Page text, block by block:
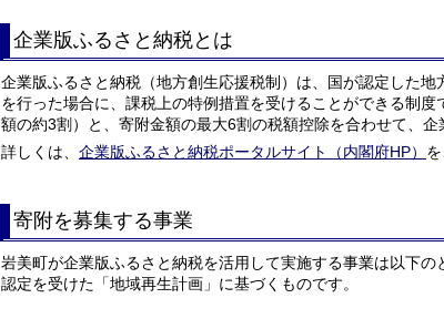
企業版ふるさと納税とは
企業版ふるさと納税（地方創生応援税制）は、国が認定した
を行った場合に、課税上の特例措置を受けることができる制
額の約3割）と、寄附金額の最大6割の税額控除を合わせて、
詳しくは、 企業版ふるさと納税ポータルサイト（内閣府HP）
寄附を募集する事業
岩美町が企業版ふるさと納税を活用して実施する事業は以下
認定を受けた「地域再生計画」に基づくものです。